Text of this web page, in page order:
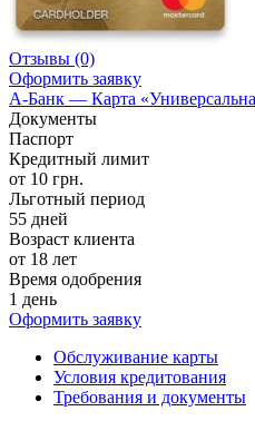
Отзывы (0)
Оформить заявку
А-Банк — Карта
Документы
Паспорт
Кредитный лимит
от 10 грн.
Льготный период
55 дней
Возраст клиента
от 18 лет
Время одобрения
1 день
Оформить заявку
Обслуживание карты
Условия кредитования
Требования и документы